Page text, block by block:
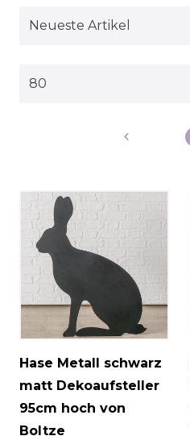
Hase Metall schwarz
matt Dekoaufsteller
95cm hoch von
Boltze